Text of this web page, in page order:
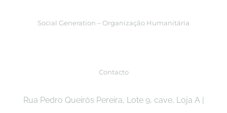
Social Generation – Organização Humanitária
Contacto
Rua Pedro Queirós Pereira, Lote 9, cave, Loja A |